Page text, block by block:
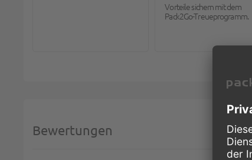
Vorteile sichern mit dem
Pack2Go-Treueprogramm.
Bewertungen